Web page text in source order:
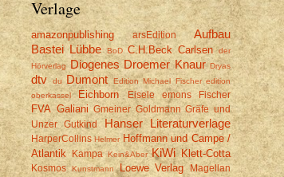
Verlage
amazonpublishing arsEdition
Aufbau
Bastei Lübbe
BoD C.H.Beck Carlsen
der
Hörverlag Diogenes Droemer Knaur Dryas
dtv du Dumont Edition Michael Fischer edition
oberkassel
Eichborn Eisele emons Fischer
FVA Galiani Gmeiner Goldmann Gräfe und
Unzer
Gutkind Hanser Literaturverlage
HarperCollins Helmer Hoffmann und Campe /
Atlantik
Kampa Kein&Aber KiWi Klett-Cotta
Kosmos Kunstmann Loewe Verlag Magellan